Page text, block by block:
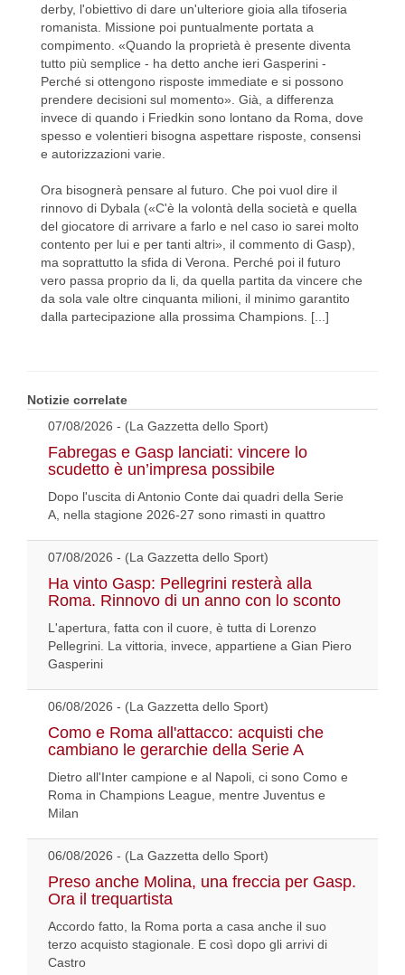
derby, l'obiettivo di dare un'ulteriore gioia alla tifoseria
romanista. Missione poi puntualmente portata a
compimento. «Quando la proprietà è presente diventa
tutto più semplice - ha detto anche ieri Gasperini -
Perché si ottengono risposte immediate e si possono
prendere decisioni sul momento». Già, a differenza
invece di quando i Friedkin sono lontano da Roma, dove
spesso e volentieri bisogna aspettare risposte, consensi
e autorizzazioni varie.
Ora bisognerà pensare al futuro. Che poi vuol dire il
rinnovo di Dybala («C'è la volontà della società e quella
del giocatore di arrivare a farlo e nel caso io sarei molto
contento per lui e per tanti altri», il commento di Gasp),
ma soprattutto la sfida di Verona. Perché poi il futuro
vero passa proprio da li, da quella partita da vincere che
da sola vale oltre cinquanta milioni, il minimo garantito
dalla partecipazione alla prossima Champions. [...]
Notizie correlate
07/08/2026 - (La Gazzetta dello Sport)
Fabregas e Gasp lanciati: vincere lo
scudetto è un’impresa possibile
Dopo l'uscita di Antonio Conte dai quadri della Serie
A, nella stagione 2026-27 sono rimasti in quattro
07/08/2026 - (La Gazzetta dello Sport)
Ha vinto Gasp: Pellegrini resterà alla
Roma. Rinnovo di un anno con lo sconto
L'apertura, fatta con il cuore, è tutta di Lorenzo
Pellegrini. La vittoria, invece, appartiene a Gian Piero
Gasperini
06/08/2026 - (La Gazzetta dello Sport)
Como e Roma all'attacco: acquisti che
cambiano le gerarchie della Serie A
Dietro all'Inter campione e al Napoli, ci sono Como e
Roma in Champions League, mentre Juventus e
Milan
06/08/2026 - (La Gazzetta dello Sport)
Preso anche Molina, una freccia per Gasp.
Ora il trequartista
Accordo fatto, la Roma porta a casa anche il suo
terzo acquisto stagionale. E così dopo gli arrivi di
Castro